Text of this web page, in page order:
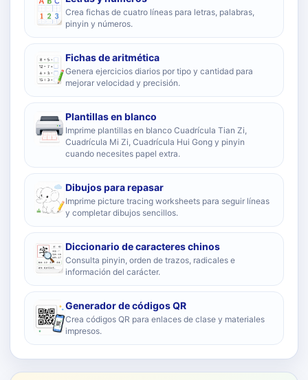
Crea fichas de cuatro líneas para letras, palabras,
pinyin y números.
Fichas de aritmética
Genera ejercicios diarios por tipo y cantidad para
mejorar velocidad y precisión.
Plantillas en blanco
Imprime plantillas en blanco Cuadrícula Tian Zi,
Cuadrícula Mi Zi, Cuadrícula Hui Gong y pinyin
cuando necesites papel extra.
Dibujos para repasar
Imprime picture tracing worksheets para seguir líneas
y completar dibujos sencillos.
Diccionario de caracteres chinos
Consulta pinyin, orden de trazos, radicales e
información del carácter.
Generador de códigos QR
Crea códigos QR para enlaces de clase y materiales
impresos.